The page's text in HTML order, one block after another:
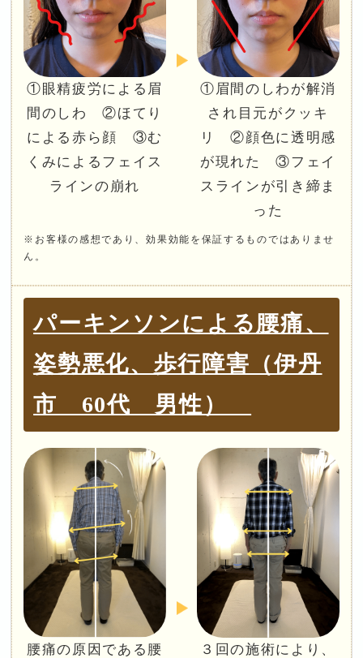
①眼精疲労による眉
間のしわ ②ほてり
による赤ら顔 ③む
くみによるフェイス
ラインの崩れ
①眉間のしわが解消
され目元がクッキ
リ ②顔色に透明感
が現れた ③フェイ
スラインが引き締ま
った
※お客様の感想であり、効果効能を保証するものではありませ
ん。
パーキンソンによる腰痛、
姿勢悪化、歩行障害（伊丹
市 60代 男性）
腰痛の原因である腰
３回の施術により、